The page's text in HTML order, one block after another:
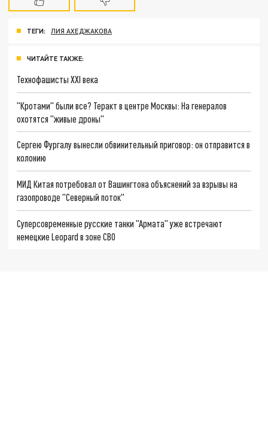
ТЕГИ: ЛИЯ АХЕДЖАКОВА
ЧИТАЙТЕ ТАКЖЕ:
Технофашисты XXI века
"Кротами" были все? Теракт в центре Москвы: На генералов
охотятся "живые дроны"
Сергею Фургалу вынесли обвинительный приговор: он отправится в
колонию
МИД Китая потребовал от Вашингтона объяснений за взрывы на
газопроводе "Северный поток"
Суперсовременные русские танки "Армата" уже встречают
немецкие Leopard в зоне СВО